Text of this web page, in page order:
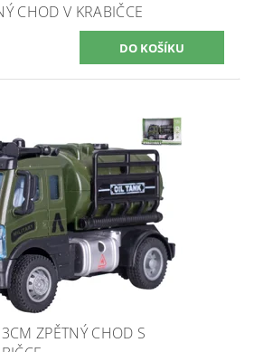
CHOD V KRABIČCE
ZPĚTNÝ CHOD S